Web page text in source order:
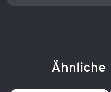
Ähnliche